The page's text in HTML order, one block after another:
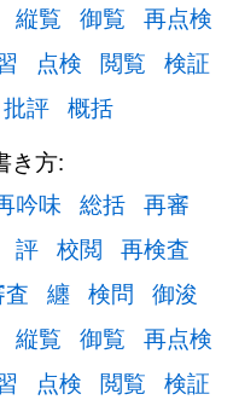
縦覧 御覧
再点検
点検 閲覧
検証
批評 概括
き方:
吟味 総括 再審
評 校閲
再検査
纏 検問
御浚
縦覧 御覧
再点検
点検 閲覧
検証